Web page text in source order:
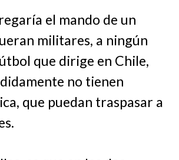
el mando de un
militares, a ningún
que dirige en Chile,
no tienen
que puedan traspasar a